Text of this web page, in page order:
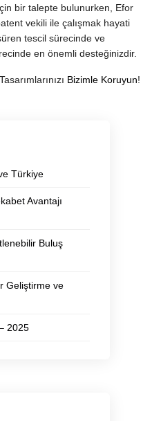
bir talepte bulunurken, Efor
vekili ile çalışmak hayati
tescil sürecinde ve
en önemli desteğinizdir.
Bizimle Koruyun!
Türkiye
Avantajı
Buluş
Geliştirme ve
2025